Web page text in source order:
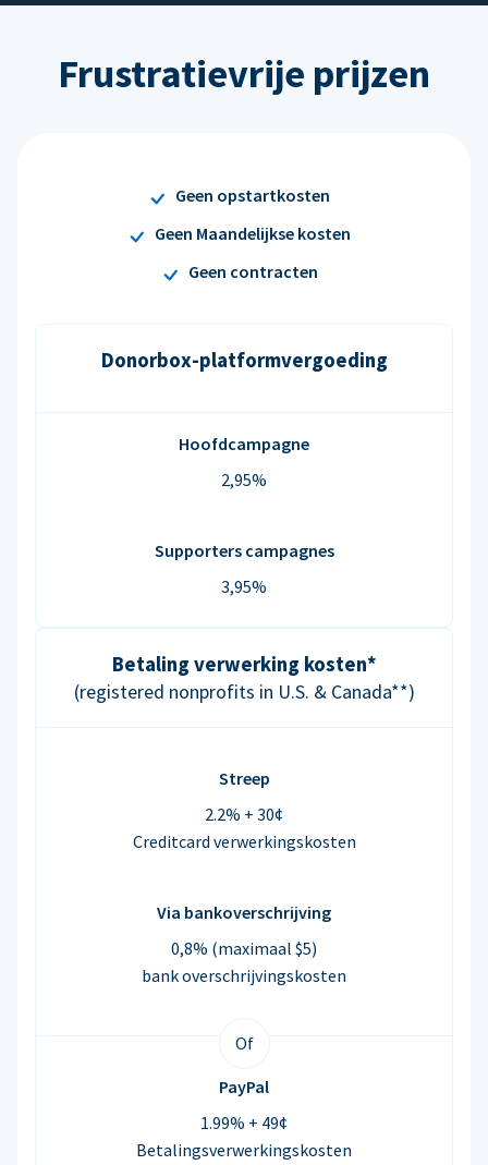
Frustratievrije prijzen
Geen opstartkosten
Geen Maandelijkse kosten
Geen contracten
Donorbox-platformvergoeding
Hoofdcampagne
2,95%
Supporters campagnes
3,95%
Betaling verwerking kosten*
(registered nonprofits in U.S. & Canada**)
Streep
2.2% + 30¢
Creditcard verwerkingskosten
Via bankoverschrijving
0,8% (maximaal $5)
bank overschrijvingskosten
Of
PayPal
1.99% + 49¢
Betalingsverwerkingskosten